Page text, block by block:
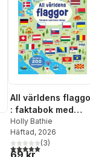
All världens
: faktabok med
klistermärken
Holly Bathie
Häftad, 2026
5,0utav 5 stjärnor.
(3)